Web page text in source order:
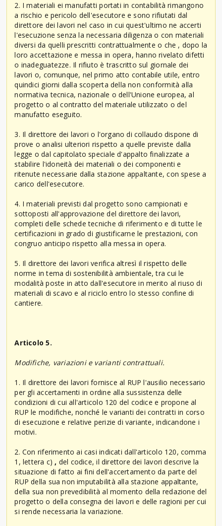
2. I materiali ei manufatti portati in contabilità rimangono
a rischio e pericolo dell'esecutore e sono rifiutati dal
direttore dei lavori nel caso in cui quest'ultimo ne accerti
l'esecuzione senza la necessaria diligenza o con materiali
diversi da quelli prescritti contrattualmente o che , dopo la
loro accettazione e messa in opera, hanno rivelato difetti
o inadeguatezze. Il rifiuto è trascritto sul giornale dei
lavori o, comunque, nel primo atto contabile utile, entro
quindici giorni dalla scoperta della non conformità alla
normativa tecnica, nazionale o dell'Unione europea, al
progetto o al contratto del materiale utilizzato o del
manufatto eseguito.
3. Il direttore dei lavori o l'organo di collaudo dispone di
prove o analisi ulteriori rispetto a quelle previste dalla
legge o dal capitolato speciale d'appalto finalizzate a
stabilire l'idoneità dei materiali o dei componenti e
ritenute necessarie dalla stazione appaltante, con spese a
carico dell'esecutore.
4. I materiali previsti dal progetto sono campionati e
sottoposti all'approvazione del direttore dei lavori,
completi delle schede tecniche di riferimento e di tutte le
certificazioni in grado di giustificarne le prestazioni, con
congruo anticipo rispetto alla messa in opera.
5. Il direttore dei lavori verifica altresì il rispetto delle
norme in tema di sostenibilità ambientale, tra cui le
modalità poste in atto dall'esecutore in merito al riuso di
materiali di scavo e al riciclo entro lo stesso confine di
cantiere.
Articolo 5.
Modifiche, variazioni e varianti contrattuali.
1. Il direttore dei lavori fornisce al RUP l'ausilio necessario
per gli accertamenti in ordine alla sussistenza delle
condizioni di cui all'articolo 120 del codice e propone al
RUP le modifiche, nonché le varianti dei contratti in corso
di esecuzione e relative perizie di variante, indicandone i
motivi.
2. Con riferimento ai casi indicati dall'articolo 120, comma
1, lettera c), del codice, il direttore dei lavori descrive la
situazione di fatto ai fini dell'accertamento da parte del
RUP della sua non imputabilità alla stazione appaltante,
della sua non prevedibilità al momento della redazione del
progetto o della consegna dei lavori e delle ragioni per cui
si rende necessaria la variazione.